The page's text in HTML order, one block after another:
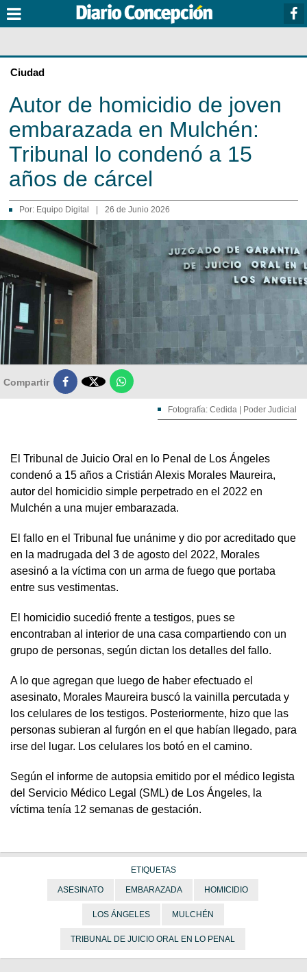
Ciudad
Autor de homicidio de joven
embarazada en Mulchén:
Tribunal lo condenó a 15
años de cárcel
Por: Equipo Digital 26 de Junio 2026
Compartir 
Fotografía: Cedida | Poder Judicial
El Tribunal de Juicio Oral en lo Penal de Los Ángeles
condenó a 15 años a Cristián Alexis Morales Maureira,
autor del homicidio simple perpetrado en el 2022 en
Mulchén a una mujer embarazada.
El fallo en el Tribunal fue unánime y dio por acreditado que
en la madrugada del 3 de agosto del 2022, Morales
asesinó a la víctima con un arma de fuego que portaba
entre sus vestimentas.
El homicidio sucedió frente a testigos, pues se
encontraban al interior de una casa compartiendo con un
grupo de personas, según dictan los detalles del fallo.
A lo que agregan que luego de haber efectuado el
asesinato, Morales Maureira buscó la vainilla percutada y
los celulares de los testigos. Posteriormente, hizo que las
personas subieran al furgón en el que habían llegado, para
irse del lugar. Los celulares los botó en el camino.
Según el informe de autopsia emitido por el médico legista
del Servicio Médico Legal (SML) de Los Ángeles, la
víctima tenía 12 semanas de gestación.
ETIQUETAS
ASESINATO EMBARAZADA HOMICIDIO
LOS ÁNGELES MULCHÉN
TRIBUNAL DE JUICIO ORAL EN LO PENAL